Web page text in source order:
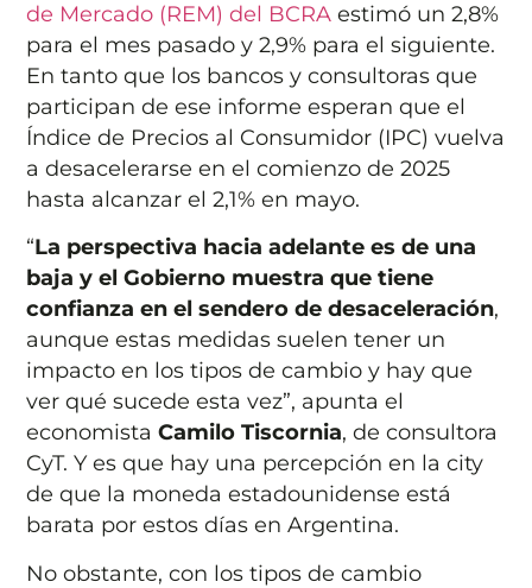
de Mercado (REM) del BCRA estimó un 2,8%
para el mes pasado y 2,9% para el siguiente.
En tanto que los bancos y consultoras que
participan de ese informe esperan que el
Índice de Precios al Consumidor (IPC) vuelva
a desacelerarse en el comienzo de 2025
hasta alcanzar el 2,1% en mayo.
“La perspectiva hacia adelante es de una
baja y el Gobierno muestra que tiene
confianza en el sendero de desaceleración,
aunque estas medidas suelen tener un
impacto en los tipos de cambio y hay que
ver qué sucede esta vez”, apunta el
economistaCamilo Tiscornia, de consultora
CyT. Y es que hay una percepción en la city
de que la moneda estadounidense está
barata por estos días en Argentina.
No obstante, con los tipos de cambio